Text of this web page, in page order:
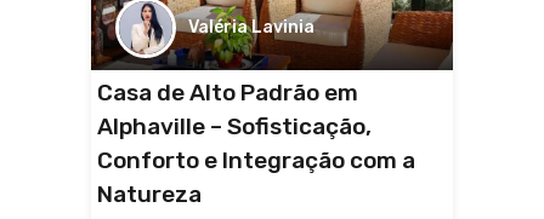
Valéria Lavinia
Casa de Alto Padrão em
Alphaville – Sofisticação,
Conforto e Integração com a
Natureza